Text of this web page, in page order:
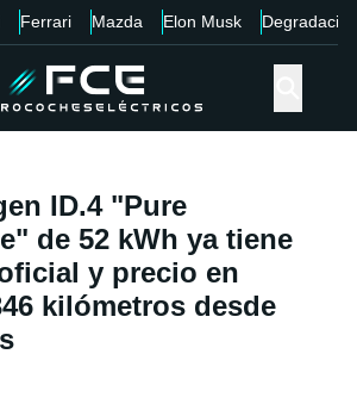
Ferrari Mazda Elon Musk Degradación
ID.4 "Pure
de 52 kWh ya tiene
y precio en
kilómetros desde